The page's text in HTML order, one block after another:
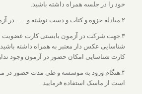
خود را در جلسه همراه داشته باشید.
۲.مبادله جزوه و کتاب و دست نوشته و …. در آزمون ممنوع است .
۳.جهت شرکت در آزمون بایستی کارت عضویت
شناسایی عکس دار معتبر به همراه داشته
کارت شناسایی امکان حضور در آزمون وجود
۴.هنگام ورود به موسسه و طی مدت حضور در
است از ماسک استفاده فرمایید.